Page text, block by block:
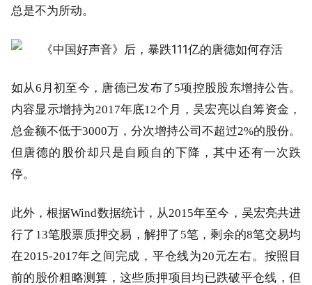
总是不为所动。
如从6月初至今，唐德已发布了5项控股股东增持公告。
内容显示增持为2017年底12个月，吴宏亮以自筹资金，
总金额不低于3000万，分次增持公司不超过2%的股份。
但唐德的股价却只是自顾自的下降，其中还有一次跌
停。
此外，根据Wind数据统计，从2015年至今，吴宏亮共进
行了13笔股票质押交易，解押了5笔，剩余的8笔交易均
在2015-2017年之间完成，平仓线为20元左右。按照目
前的股价粗略测算，这些质押项目均已跌破平仓线，但